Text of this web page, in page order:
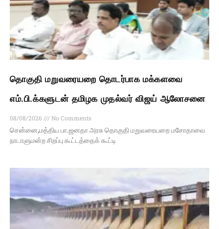
தொகுதி மறுவரையறை தொடர்பாக மக்களவை
எம்.பி.க்களுடன் தமிழக முதல்வர் விஜய் ஆலோசனை
08/08/2026
No Comments
சென்னை,மத்திய பா.ஜனதா அரசு தொகுதி மறுவரையறை மசோதாவை
நாடாளுமன்ற சிறப்பு கூட்டத்தைக் கூட்டி